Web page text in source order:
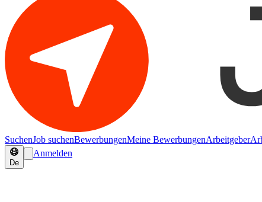
SuchenJob suchenBewerbungenMeine BewerbungenArbeitgeber
De
Anmelden